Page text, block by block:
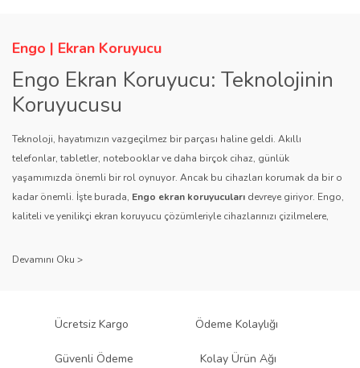
Engo | Ekran Koruyucu
Engo Ekran Koruyucu: Teknolojinin
Koruyucusu
Teknoloji, hayatımızın vazgeçilmez bir parçası haline geldi. Akıllı
telefonlar, tabletler, notebooklar ve daha birçok cihaz, günlük
yaşamımızda önemli bir rol oynuyor. Ancak bu cihazları korumak da bir o
kadar önemli. İşte burada, Engo ekran koruyucuları devreye giriyor. Engo,
kaliteli ve yenilikçi ekran koruyucu çözümleriyle cihazlarınızı çizilmelere,
sağlıyor.
Engo ekran koruyucuları
, uzun yıllara dayanan tecrübesi ve teknolojiye
ürününü titiz bir kalite kontrol sürecinden geçirir. Kullanıcı dostu tasarımı
Ücretsiz Kargo Ödeme Kolaylığı
Güvenli Ödeme Kolay Ürün Ağı